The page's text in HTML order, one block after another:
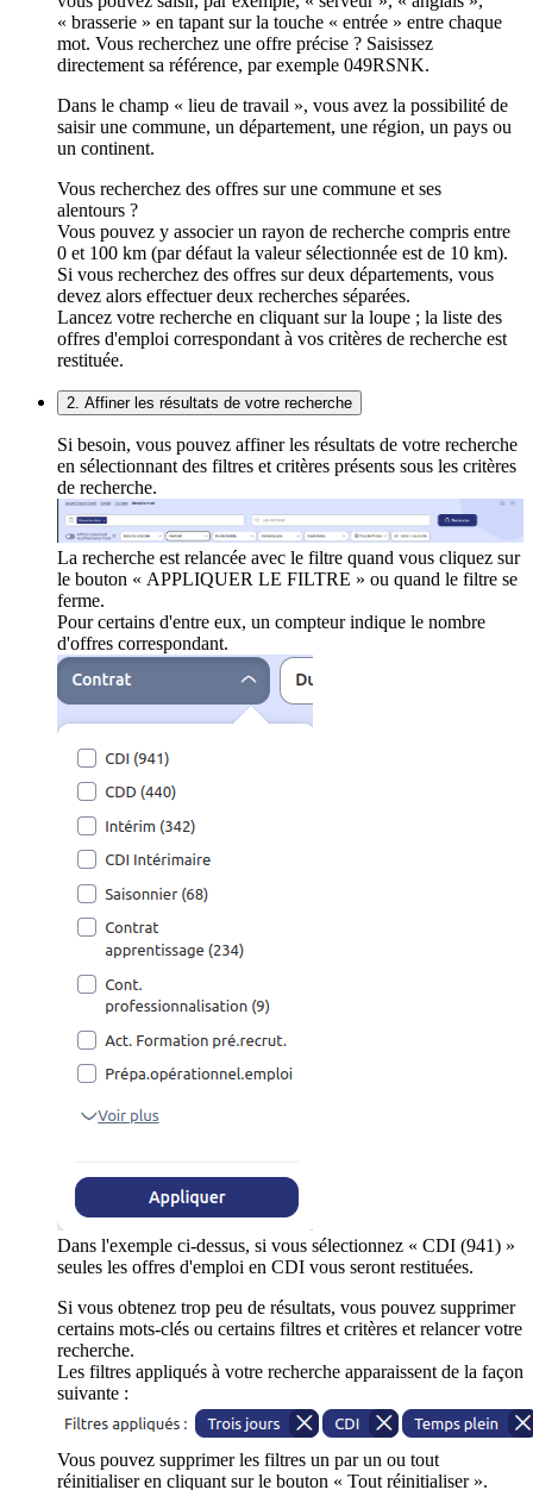
« brasserie » en tapant sur la touche « entrée » entre chaque
mot. Vous recherchez une offre précise ? Saisissez
directement sa référence, par exemple 049RSNK.
Dans le champ « lieu de travail », vous avez la possibilité de
saisir une commune, un département, une région, un pays ou
un continent.
Vous recherchez des offres sur une commune et ses
alentours ?
Vous pouvez y associer un rayon de recherche compris entre
0 et 100 km (par défaut la valeur sélectionnée est de 10 km).
Si vous recherchez des offres sur deux départements, vous
devez alors effectuer deux recherches séparées.
Lancez votre recherche en cliquant sur la loupe ; la liste des
offres d'emploi correspondant à vos critères de recherche est
restituée.
2. Affiner les résultats de votre recherche
Si besoin, vous pouvez affiner les résultats de votre recherche
en sélectionnant des filtres et critères présents sous les critères
de recherche.
La recherche est relancée avec le filtre quand vous cliquez sur
le bouton « APPLIQUER LE FILTRE » ou quand le filtre se
ferme.
Pour certains d'entre eux, un compteur indique le nombre
d'offres correspondant.
Dans l'exemple ci-dessus, si vous sélectionnez « CDI (941) »
seules les offres d'emploi en CDI vous seront restituées.
Si vous obtenez trop peu de résultats, vous pouvez supprimer
certains mots-clés ou certains filtres et critères et relancer votre
recherche.
Les filtres appliqués à votre recherche apparaissent de la façon
suivante :
Vous pouvez supprimer les filtres un par un ou tout
réinitialiser en cliquant sur le bouton « Tout réinitialiser ».